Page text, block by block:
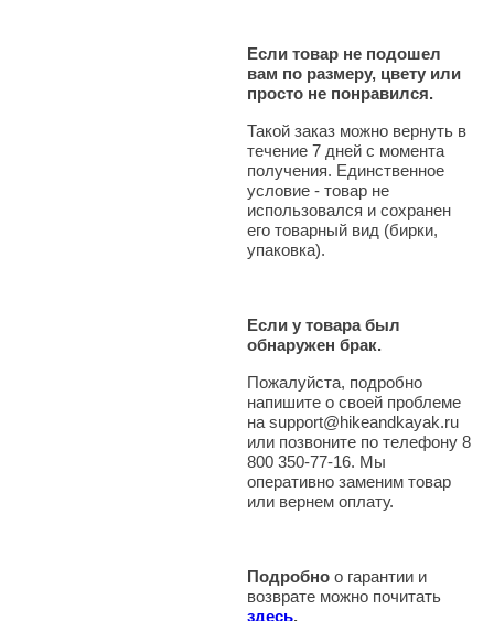
Если товар не подошел
вам по размеру, цвету или
просто не понравился.
Такой заказ можно вернуть в
течение 7 дней с момента
получения. Единственное
условие - товар не
использовался и сохранен
его товарный вид (бирки,
упаковка).
Если у товара был
обнаружен брак.
Пожалуйста, подробно
напишите о своей проблеме
на support@hikeandkayak.ru
или позвоните по телефону 8
800 350-77-16. Мы
оперативно заменим товар
или вернем оплату.
Подробно о гарантии и
возврате можно почитать
здесь.